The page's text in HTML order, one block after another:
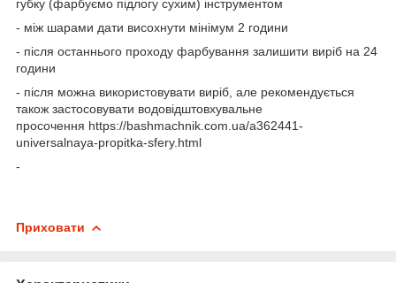
губку (фарбуємо підлогу сухим) інструментом
- між шарами дати висохнути мінімум 2 години
- після останнього проходу фарбування залишити виріб на 24
години
- після можна використовувати виріб, але рекомендується
також застосовувати водовідштовхувальне
просочення https://bashmachnik.com.ua/a362441-
universalnaya-propitka-sfery.html
-
Приховати